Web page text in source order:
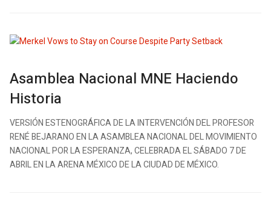
Asamblea Nacional MNE Haciendo
Historia
VERSIÓN ESTENOGRÁFICA DE LA INTERVENCIÓN DEL PROFESOR
RENÉ BEJARANO EN LA ASAMBLEA NACIONAL DEL MOVIMIENTO
NACIONAL POR LA ESPERANZA, CELEBRADA EL SÁBADO 7 DE
ABRIL EN LA ARENA MÉXICO DE LA CIUDAD DE MÉXICO.